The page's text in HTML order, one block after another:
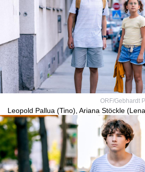
ORF/Gebhardt
Leopold Pallua (Tino), Ariana Stöckle